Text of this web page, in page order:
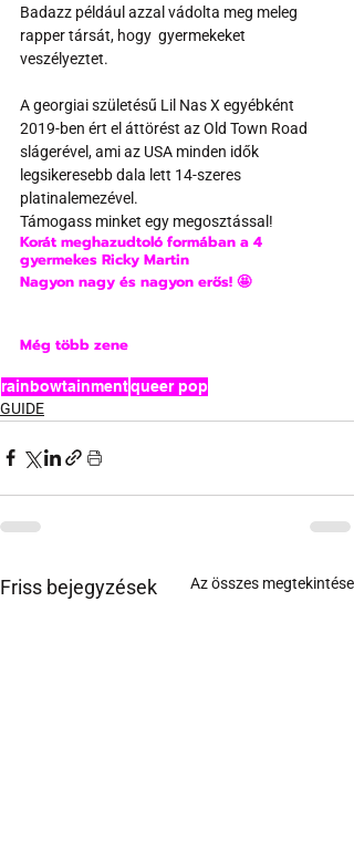
Badazz például azzal vádolta meg meleg
rapper társát, hogy  gyermekeket
veszélyeztet.
A georgiai születésű Lil Nas X egyébként
2019-ben ért el áttörést az Old Town Road
slágerével, ami az USA minden idők
legsikeresebb dala lett 14-szeres
platinalemezével.
Támogass minket egy megosztással!
Korát meghazudtoló formában a 4
gyermekes Ricky Martin
Nagyon nagy és nagyon erős! 🤩
Még több zene
rainbowtainmentqueer pop
GUIDE
Friss bejegyzések Az összes megtekintése